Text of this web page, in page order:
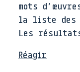
mots
la liste des
Les
Réagir